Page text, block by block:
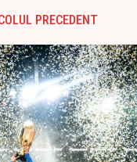
PRECEDENT